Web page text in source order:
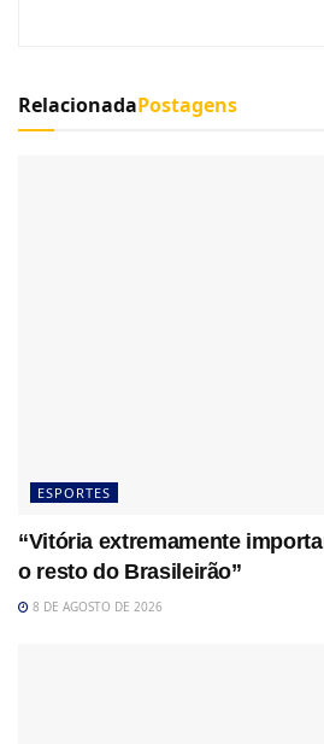
RelacionadaPostagens
ESPORTES
“Vitória extremamente
o resto do Brasileirão”
8 DE AGOSTO DE 2026